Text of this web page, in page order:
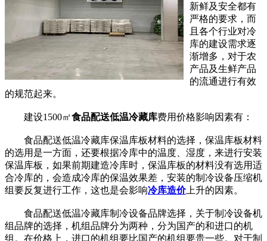
新鲜及安全都有
严格的要求，而
且各个行业对冷
库的建设需求逐
渐增多，对于农
产品及生鲜产品
的流通进行有效
的规范起来。
建设1500㎡食品配送低温冷藏库费用价格影响因素有：
食品配送低温冷藏库保温库板材料的选择，保温库板材料
的选用是一方面，还要根据冷库中的温度、湿度，来进行安装
保温库板，如果前期建造冷库时，保温库板的材料没有选用适
合冷库的，会造成冷库的保温效果差，安装的制冷设备压缩机
组要反复进行工作，这也是会影响冷库造价上升的因素。
食品配送低温冷藏库制冷设备品牌选择，关于制冷设备机
组品牌的选择，机组品牌分为两种，分为国产的和进口的机
组。在价格上，进口的机组要比国产的机组要贵一些。对于制